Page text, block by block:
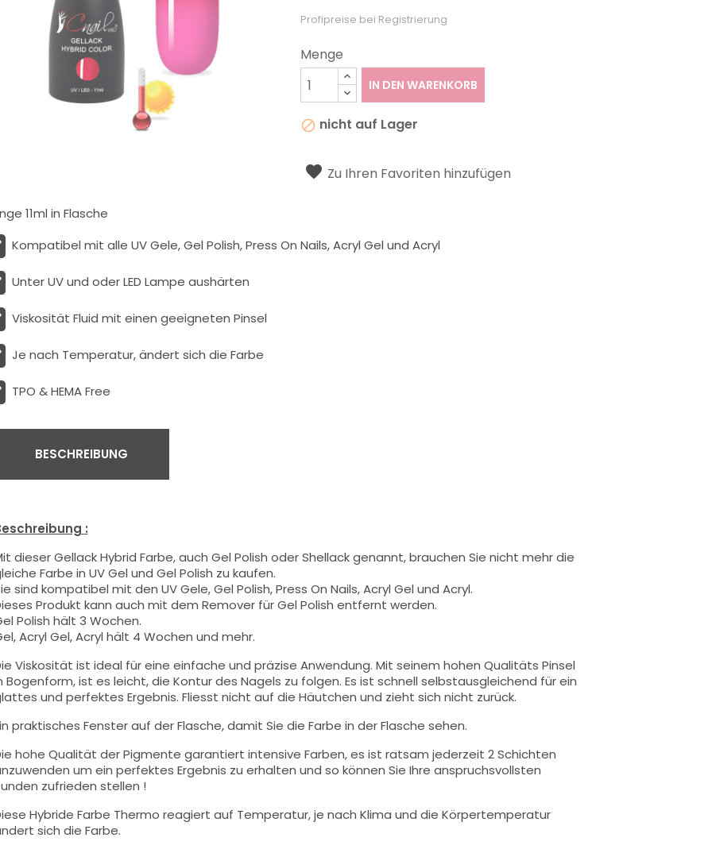
Profipreise bei Registrierung
Menge
IN DEN WARENKORB
 nicht auf Lager
Zu Ihren Favoriten hinzufügen
11ml in Flasche
Kompatibel mit alle UV Gele, Gel Polish, Press On Nails, Acryl Gel und Acryl
Unter UV und oder LED Lampe aushärten
Viskosität Fluid mit einen geeigneten Pinsel
Je nach Temperatur, ändert sich die Farbe
TPO & HEMA Free
BESCHREIBUNG
:
dieser Gellack Hybrid Farbe, auch Gel Polish oder Shellack genannt, brauchen Sie nicht mehr die
Farbe in UV Gel und Gel Polish zu kaufen.
sind kompatibel mit den UV Gele, Gel Polish, Press On Nails, Acryl Gel und Acryl.
Produkt kann auch mit dem Remover für Gel Polish entfernt werden.
Polish hält 3 Wochen.
Acryl Gel, Acryl hält 4 Wochen und mehr.
Viskosität ist ideal für eine einfache und präzise Anwendung. Mit seinem hohen Qualitäts Pinsel
Bogenform, ist es leicht, die Kontur des Nagels zu folgen. Es ist schnell selbstausgleichend für ein
und perfektes Ergebnis. Fliesst nicht auf die Häutchen und zieht sich nicht zurück.
praktisches Fenster auf der Flasche, damit Sie die Farbe in der Flasche sehen.
hohe Qualität der Pigmente garantiert intensive Farben, es ist ratsam jederzeit 2 Schichten
um ein perfektes Ergebnis zu erhalten und so können Sie Ihre anspruchsvollsten
zufrieden stellen !
Hybride Farbe Thermo reagiert auf Temperatur, je nach Klima und die Körpertemperatur
sich die Farbe.